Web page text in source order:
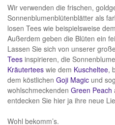
Wir verwenden die frischen,
Sonnenblumenblütenblätter als
losen Tees wie beispielsweise dem
Außerdem geben die Blüten ein
Lassen Sie sich von unserer
Tees inspirieren, die
Kräutertees wie dem Kuscheltee,
dem köstlichen Goji Magic und
wohlschmeckenden Green Peach
entdecken Sie hier ja ihre neue
Wohl bekomm’s.